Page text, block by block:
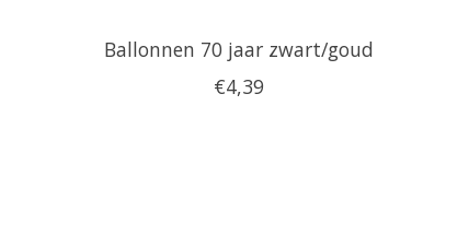
Ballonnen 70 jaar zwart/goud
€4,39